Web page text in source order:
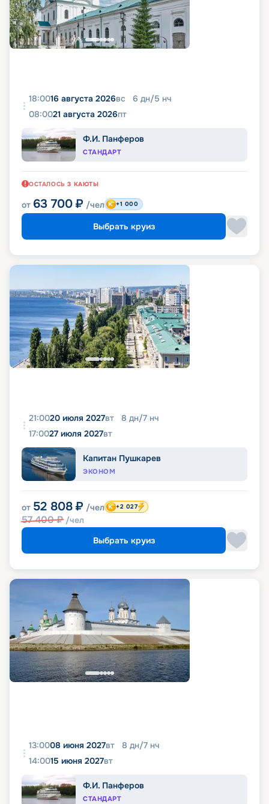
18:0016 августа 2026вс 6 дн/5 нч
08:0021 августа 2026пт
Ф.И. Панферов
СТАНДАРТ
ОСТАЛОСЬ 3 КАЮТЫ
от 63 700 ₽ /чел +1 000
Выбрать круиз
21:0020 июля 2027вт 8 дн/7 нч
17:0027 июля 2027вт
Капитан Пушкарев
ЭКОНОМ
от 52 808 ₽ /чел
57 400₽ /чел
+2 027
Выбрать круиз
13:0008 июня 2027вт 8 дн/7 нч
14:0015 июня 2027вт
Ф.И. Панферов
СТАНДАРТ